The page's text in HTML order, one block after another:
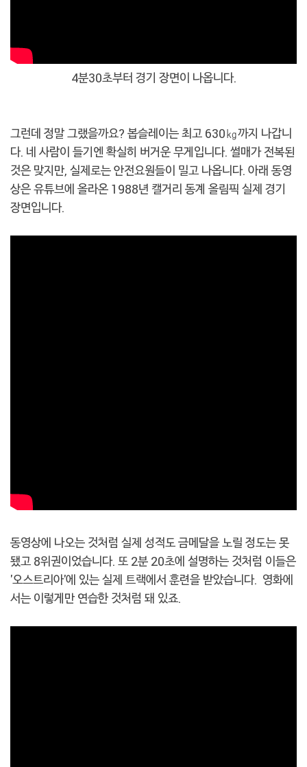
4분30초부터 경기 장면이 나옵니다.
그런데 정말 그랬을까요? 봅슬레이는 최고 630㎏까지 나갑니
다. 네 사람이 들기엔 확실히 버거운 무게입니다. 썰매가 전복된
것은 맞지만, 실제로는 안전요원들이 밀고 나옵니다. 아래 동영
상은 유튜브에 올라온 1988년 캘거리 동계 올림픽 실제 경기
장면입니다.
동영상에 나오는 것처럼 실제 성적도 금메달을 노릴 정도는 못
됐고 8위권이었습니다. 또 2분 20초에 설명하는 것처럼 이들은
'오스트리아'에 있는 실제 트랙에서 훈련을 받았습니다. 영화에
서는 이렇게만 연습한 것처럼 돼 있죠.